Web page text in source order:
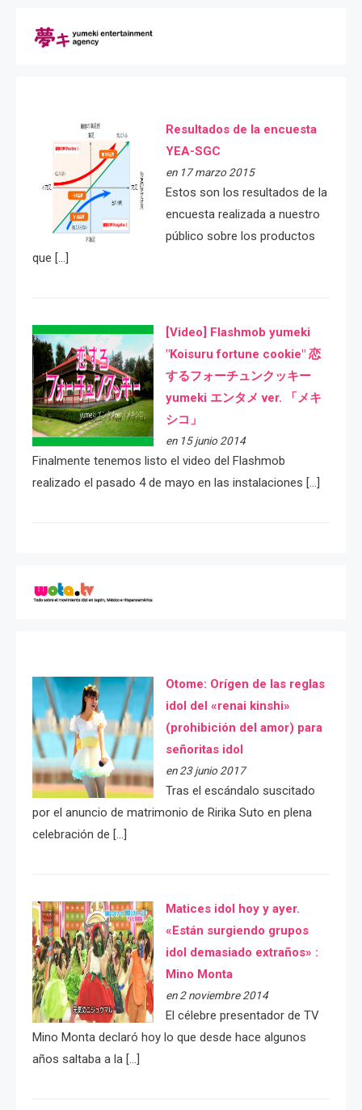
Resultados de la encuesta
YEA-SGC
en 17 marzo 2015
Estos son los resultados de la
encuesta realizada a nuestro
público sobre los productos
que […]
[Video] Flashmob yumeki
"Koisuru fortune cookie" 恋
するフォーチュンクッキー
yumeki エンタメ ver. 「メキ
シコ」
en 15 junio 2014
Finalmente tenemos listo el video del Flashmob
realizado el pasado 4 de mayo en las instalaciones […]
Otome: Orígen de las reglas
idol del «renai kinshi»
(prohibición del amor) para
señoritas idol
en 23 junio 2017
Tras el escándalo suscitado
por el anuncio de matrimonio de Ririka Suto en plena
celebración de […]
Matices idol hoy y ayer.
«Están surgiendo grupos
idol demasiado extraños» :
Mino Monta
en 2 noviembre 2014
El célebre presentador de TV
Mino Monta declaró hoy lo que desde hace algunos
años saltaba a la […]